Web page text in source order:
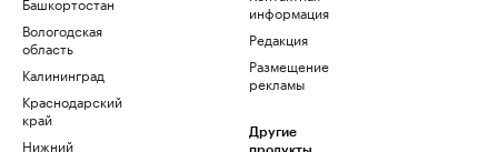
Вологодская
область
Калининград
Краснодарский
край
Нижний
информация
Редакция
Размещение
рекламы
Другие